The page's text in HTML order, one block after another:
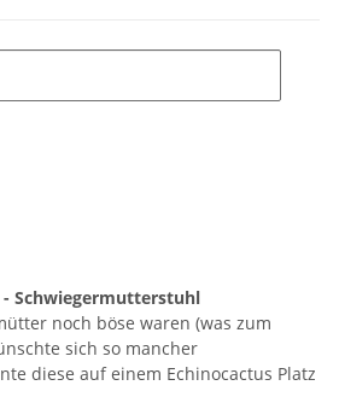
Schwiegermutterstuhl
noch böse waren (was zum
sich so mancher
diese auf einem Echinocactus Platz